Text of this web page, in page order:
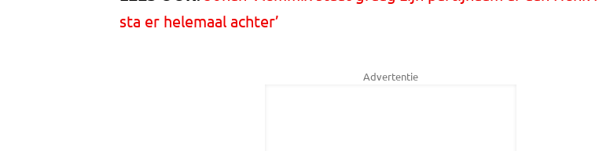
sta er helemaal achter’
Advertentie